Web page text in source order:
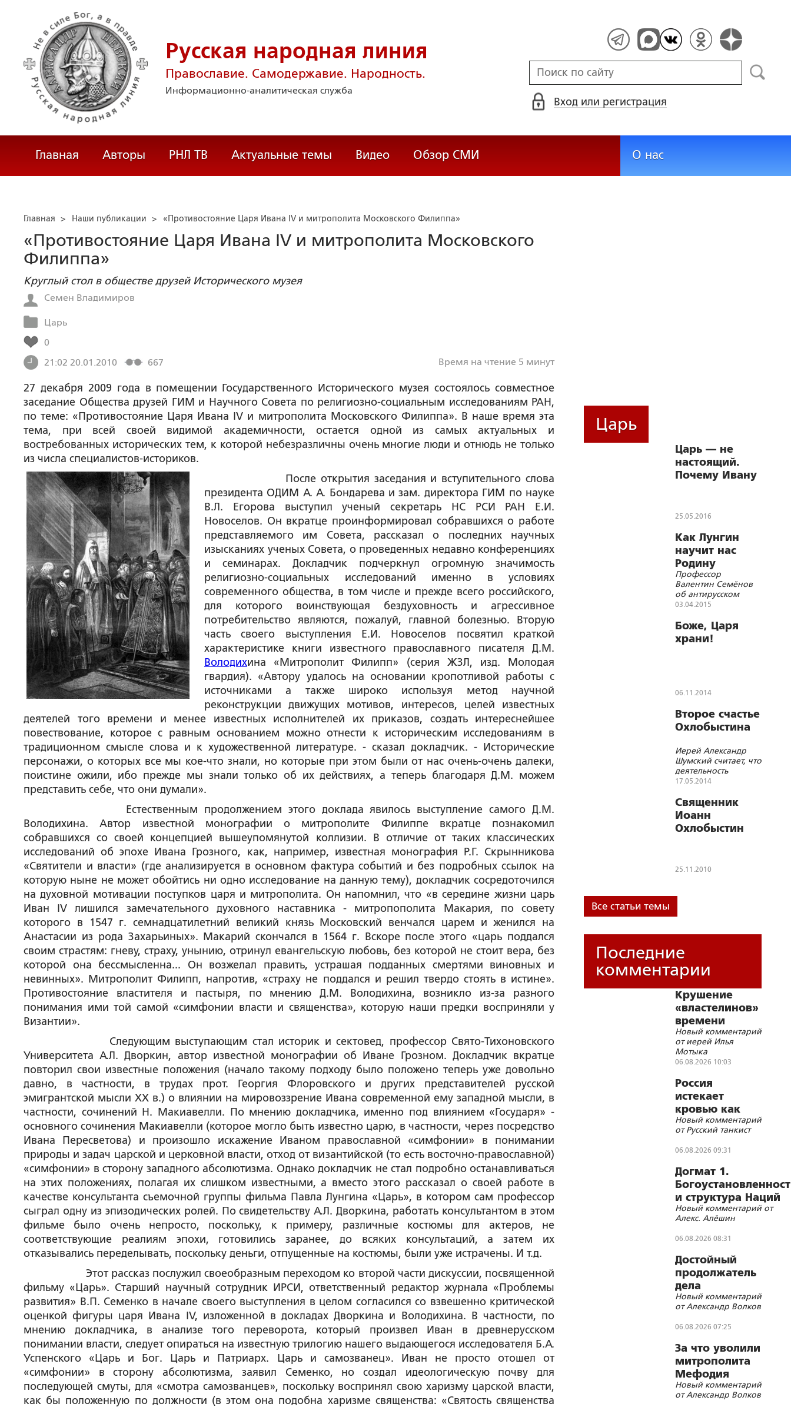
Русская народная линия
Православие. Самодержавие. Народность.
Информационно-аналитическая служба
Вход или регистрация
Главная Авторы РНЛ ТВ Актуальные темы Видео Обзор СМИ О нас
Главная > Наши публикации > «Противостояние Царя Ивана IV и митрополита Московского Филиппа»
«Противостояние Царя Ивана IV и митрополита Московского
Филиппа»
Круглый стол в обществе друзей Исторического музея
Семен Владимиров
Царь
0
21:02 20.01.2010
667 Время на чтение 5 минут
27 декабря 2009 года в помещении Государственного Исторического музея состоялось совместное
заседание Общества друзей ГИМ и Научного Совета по религиозно-социальным исследованиям РАН,
по теме: «Противостояние Царя Ивана IV и митрополита Московского Филиппа». В наше время эта
тема, при всей своей видимой академичности, остается одной из самых актуальных и
востребованных исторических тем, к которой небезразличны очень многие люди и отнюдь не только
из числа специалистов-историков.
После открытия заседания и вступительного слова
президента ОДИМ А. А. Бондарева и зам. директора ГИМ по науке
В.Л. Егорова выступил ученый секретарь НС РСИ РАН
Е.И.
Новоселов. Он вкратце проинформировал собравшихся о работе
представляемого им Совета, рассказал о последних научных
изысканиях ученых Совета, о проведенных недавно конференциях
и семинарах. Докладчик подчеркнул огромную значимость
религиозно-социальных исследований именно в условиях
современного общества, в том числе и прежде всего российского,
для которого воинствующая бездуховность и агрессивное
потребительство являются, пожалуй, главной болезнью. Вторую
часть своего выступления Е.И. Новоселов посвятил краткой
характеристике книги известного православного писателя Д.М.
Володихина «Митрополит Филипп» (серия ЖЗЛ, изд. Молодая
гвардия). «Автору удалось на основании кропотливой работы с
источниками а также широко используя метод научной
реконструкции движущих мотивов, интересов, целей известных
деятелей того времени и менее известных исполнителей их приказов, создать интереснейшее
повествование, которое с равным основанием можно отнести к историческим исследованиям в
традиционном смысле слова и к художественной литературе. - сказал докладчик. - Исторические
персонажи, о которых все мы кое-что знали, но которые при этом были от нас очень-очень далеки,
поистине ожили, ибо прежде мы знали только об их действиях, а теперь благодаря Д.М. можем
представить себе, что они думали».
Естественным продолжением этого доклада явилось выступление самого Д.М.
Володихина. Автор известной монографии о митрополите Филиппе вкратце познакомил
собравшихся со своей концепцией вышеупомянутой коллизии. В отличие от таких классических
исследований об эпохе Ивана Грозного, как, например, известная монография
Р.Г. Скрынникова
«Святители и власти» (где анализируется в основном фактура событий и без подробных ссылок на
которую ныне не может обойтись ни одно исследование на данную тему), докладчик сосредоточился
надуховной мотивации поступков царя и митрополита. Он напомнил, что «в середине жизни царь
Иван IV лишился замечательного духовного наставника - митропополита Макария, по совету
которого в 1547 г. семнадцатилетний великий князь Московский венчался царем и женился на
Анастасии из рода Захарьиных». Макарий скончался в 1564 г. Вскоре после этого «царь поддался
своим страстям: гневу, страху, унынию, отринул евангельскую любовь, без которой не стоит вера, без
которой она бессмысленна... Он возжелал править, устрашая подданных смертями виновных и
невинных». Митрополит Филипп, напротив, «страху не поддался и решил твердо стоять в истине».
Противостояние властителя и пастыря, по мнению Д.М. Володихина, возникло из-за разного
понимания ими той самой «симфонии власти и священства», которую наши предки восприняли у
Византии».
Следующим выступающим стал историк и сектовед, профессор Свято-Тихоновского
УниверситетаА.Л. Дворкин, автор известной монографии об Иване Грозном. Докладчик вкратце
повторил свои известные положения (начало такому подходу было положено теперь уже довольно
давно, в частности, в трудах прот. Георгия Флоровского и других представителей русской
эмигрантской мысли XX в.) о влиянии на мировоззрение Ивана современной ему западной мысли, в
частности, сочинений Н. Макиавелли. По мнению докладчика, именно под влиянием «Государя» -
основного сочинения Макиавелли (которое могло быть известно царю, в частности, через посредство
Ивана Пересветова) и произошло искажение Иваном православной «симфонии» в понимании
природы и задач царской и церковной власти, отход от византийской (то есть восточно-православной)
«симфонии» в сторону западного абсолютизма. Однако докладчик не стал подробно останавливаться
на этих положениях, полагая их слишком известными, а вместо этого рассказал о своей работе в
качестве консультанта съемочной группы фильма Павла Лунгина «Царь», в котором сам профессор
сыграл одну из эпизодических ролей. По свидетельству А.Л. Дворкина, работать консультантом в этом
фильме было очень непросто, поскольку, к примеру, различные костюмы для актеров, не
соответствующие реалиям эпохи, готовились заранее, до всяких консультаций, а затем их
отказывались переделывать, поскольку деньги, отпущенные на костюмы, были уже истрачены. И т.д.
Этот рассказ послужил своеобразным переходом ко второй части дискуссии, посвященной
фильму «Царь». Старший научный сотрудник ИРСИ, ответственный редактор журнала «Проблемы
развития» В.П. Семенко в начале своего выступления в целом согласился со взвешенно критической
оценкой фигуры царя Ивана IV, изложенной в докладах Дворкина и Володихина. В частности, по
мнению докладчика, в анализе того переворота, который произвел Иван в древнерусском
понимании власти, следует опираться на известную трилогию нашего выдающегося исследователя Б.А.
Успенского «Царь и Бог. Царь и Патриарх. Царь и самозванец». Иван не просто отошел от
«симфонии» в сторону абсолютизма, заявил Семенко, но создал идеологическую почву для
последующей смуты, для «смотра самозванцев», поскольку воспринял свою харизму царской власти,
как бы положенную по должности (в этом она подобна харизме священства: «Святость священства
Царь
Царь — не
настоящий.
Почему Ивану
25.05.2016
Как Лунгин
научит нас
Родину
«любить»!
Профессор
Валентин Семёнов
об антирусском
сериале известного
03.04.2015
Боже, Царя
храни!
06.11.2014
Второе счастье
Охлобыстина
Иерей Александр
Шумский считает, что
деятельность
скандального
создает очень
нехороший
прецедент в Церкви
17.05.2014
Священник
Иоанн
Охлобыстин
года»
25.11.2010
Все статьи темы
Последние
комментарии
Крушение
«властелинов»
времени
Новый комментарий
от иерей Илья
Мотыка
06.08.2026 10:03
Россия
истекает
кровью как
жертвенное
животное?
Новый комментарий
от Русский танкист
06.08.2026 09:31
Догмат 1.
и структура Наций
Новый комментарий от
Алекс. Алёшин
06.08.2026 08:31
Достойный
продолжатель
дела
Губельмана-
Ярославского
Новый комментарий
от Александр Волков
06.08.2026 07:25
За что уволили
митрополита
Мефодия
(Немцова)?
Новый комментарий
от Александр Волков